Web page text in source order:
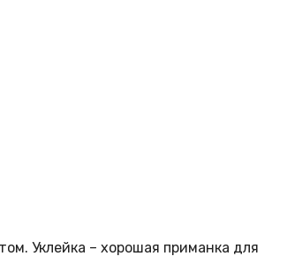
Уклейка – хорошая приманка для